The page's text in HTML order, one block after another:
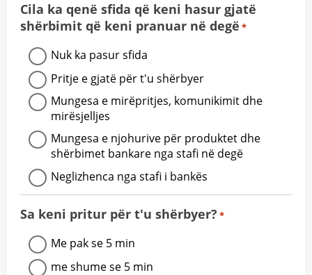
Cila ka qenë sfida që keni hasur gjatë
shërbimit që keni pranuar në degë *
Nuk ka pasur sfida
Pritje e gjatë për t'u shërbyer
Mungesa e mirëpritjes, komunikimit dhe
mirësjelljes
Mungesa e njohurive për produktet dhe
shërbimet bankare nga stafi në degë
Neglizhenca nga stafi i bankës
Sa keni pritur për t'u shërbyer? *
Me pak se 5 min
me shume se 5 min